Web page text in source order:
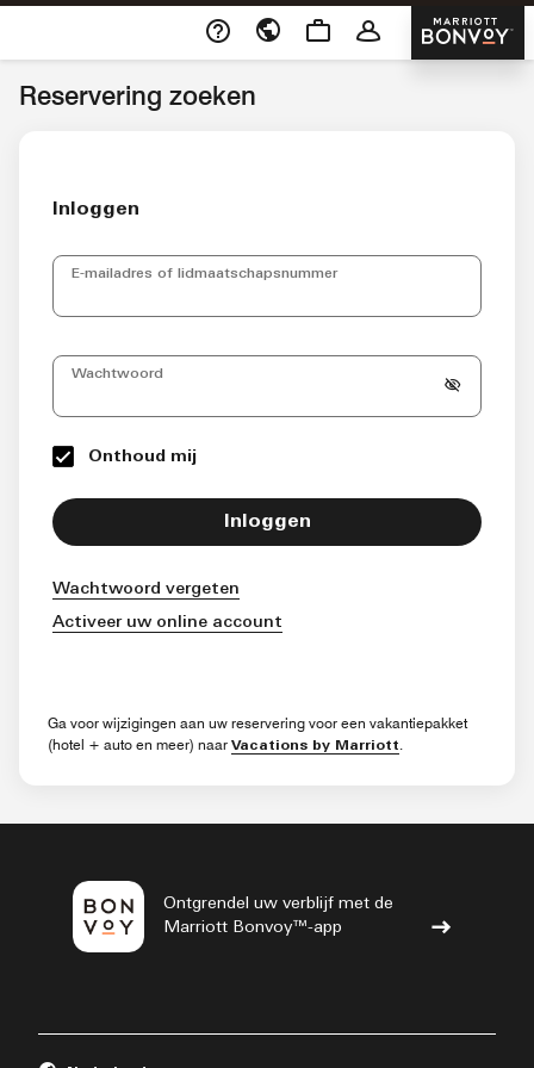
Ga door naar de content
Marriott
Opent een nieuw venster
Reservering zoeken
Inloggen
E-mailadres of lidmaatschapsnummer
Wachtwoord
Onthoud mij
Inloggen
Wachtwoord vergeten
Activeer uw online account
Ga voor wijzigingen aan uw reservering voor een vakantiepakket
(hotel + auto en meer) naar Vacations by Marriott.
Ontgrendel uw verblijf met de
Marriott Bonvoy™-app